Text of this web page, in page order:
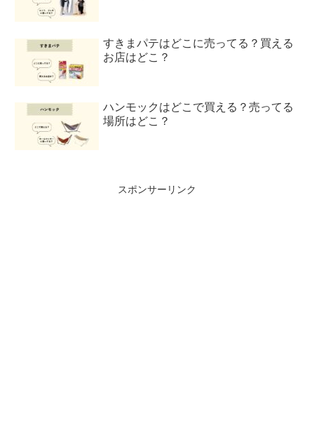
すきまパテはどこに売ってる？買える
お店はどこ？
ハンモックはどこで買える？売ってる
場所はどこ？
スポンサーリンク